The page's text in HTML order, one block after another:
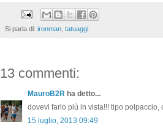
Si parla di: ironman tatuaggi
13 commenti:
MauroB2R ha detto...
dovevi farlo più in vista!!! tipo polpaccio,
15 luglio, 2013 09:49